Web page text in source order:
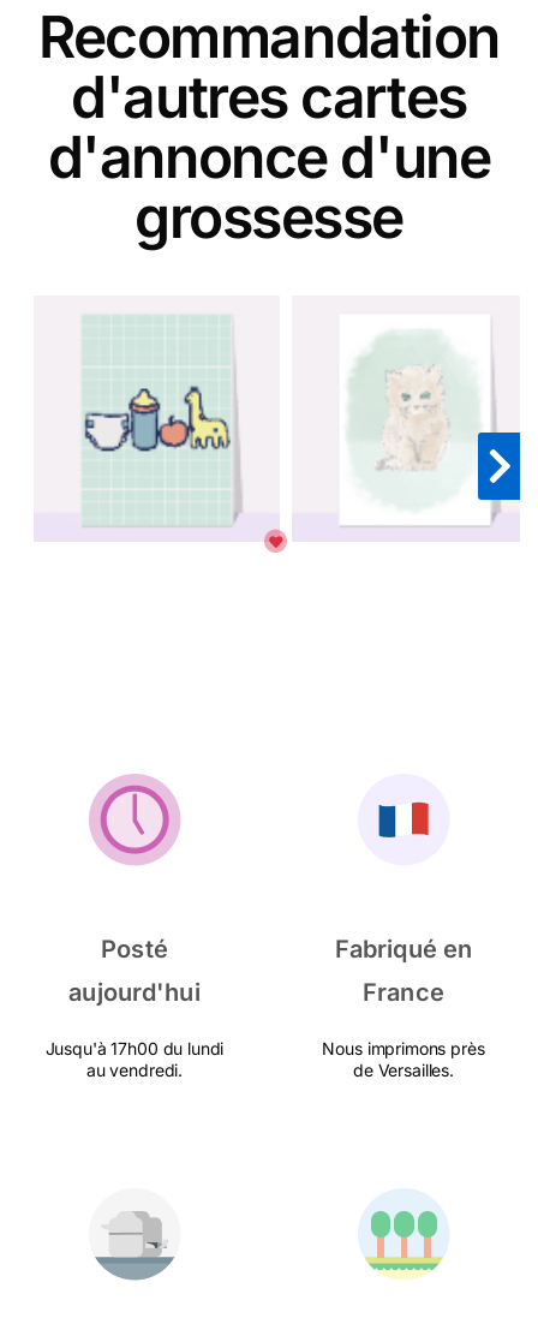
Recommandation
d'autres cartes
d'annonce d'une
grossesse
Posté
aujourd'hui
Jusqu'à 17h00 du lundi
au vendredi.
Fabriqué en
France
Nous imprimons près
de Versailles.